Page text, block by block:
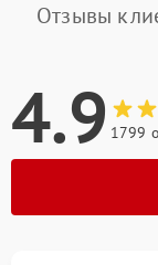
Отзывы
4.9 1799